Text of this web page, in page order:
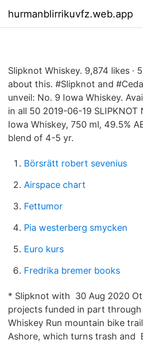
hurmanblirrikuvfz.web.app
Slipknot Whiskey. 9,874 likes ·
about this. #Slipknot and
unveil: No. 9 Iowa Whiskey.
in all 50 2019-06-19 SLIPKNOT
Iowa Whiskey, 750 ml, 49.5%
blend of 4-5 yr.
Börsrätt robert sevenius
Airspace chart
Fettumor
Pia westerberg smycken
Euro kurs
Fredrika bremer books
* Slipknot with 30 Aug 2020
projects funded in part through
Whiskey Run mountain bike
Ashore, which turns trash and